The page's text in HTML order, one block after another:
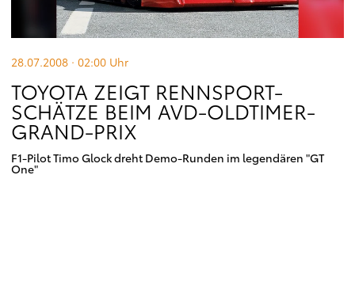
28.07.2008 · 02:00 Uhr
TOYOTA ZEIGT RENNSPORT-
SCHÄTZE BEIM AVD-OLDTIMER-
GRAND-PRIX
F1-Pilot Timo Glock dreht Demo-Runden im legendären "GT
One"